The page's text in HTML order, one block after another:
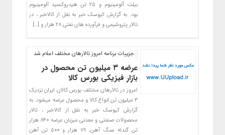
بیلت آلومینیوم و ۲۵ تن هیدروکسید آلومینیوم
بود. به گزارش کیوسک خبر به نقل از کالاخبر ، در
تالار پتروشیمی و فرآورده های نفتی ۲۸ هزار و […]
جزییات برنامه امروز تالارهای مختلف اعلام شد
عرضه ۳ میلیون تن محصول در
بازار فیزیکی بورس کالا
امروز در تالارهای مختلف بورس کالای ایران نزدیک
۳ میلیون تن انواع کالا و محصول عرضه میشود. به
گزارش کیوسک خبر به نقل از کالاخبر ، تالار
محصولات صنعتی و معدنی میزبان عرضه ۸۴۰ هزار
تن گندله سنگ آهن، ۷۹ هزار و ۵۰۰ تن آهن